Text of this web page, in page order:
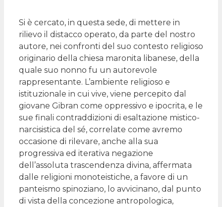
Si è cercato, in questa sede, di mettere in
rilievo il distacco operato, da parte del nostro
autore, nei confronti del suo contesto religioso
originario della chiesa maronita libanese, della
quale suo nonno fu un autorevole
rappresentante. L’ambiente religioso e
istituzionale in cui vive, viene percepito dal
giovane Gibran come oppressivo e ipocrita, e le
sue finali contraddizioni di esaltazione mistico-
narcisistica del sé, correlate come avremo
occasione di rilevare, anche alla sua
progressiva ed iterativa negazione
dell’assoluta trascendenza divina, affermata
dalle religioni monoteistiche, a favore di un
panteismo spinoziano, lo avvicinano, dal punto
di vista della concezione antropologica,